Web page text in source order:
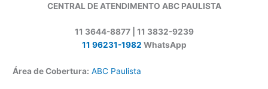
CENTRAL DE ATENDIMENTO ABC PAULISTA
11 3644-8877 | 11 3832-9239
11 96231-1982 WhatsApp
Área de Cobertura: ABC Paulista